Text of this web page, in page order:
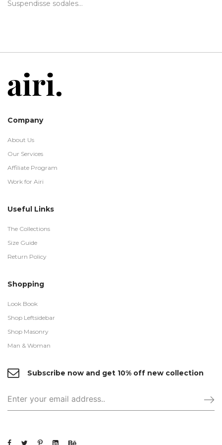
Suspendisse sodales…
Company
About Us
Our Services
Affiliate Program
Work for Airi
Useful Links
The Collections
Size Guide
Return Policy
Shopping
Look Book
Shop Leftsidebar
Shop Masonry
Man & Woman
Subscribe now and get 10% off new collection